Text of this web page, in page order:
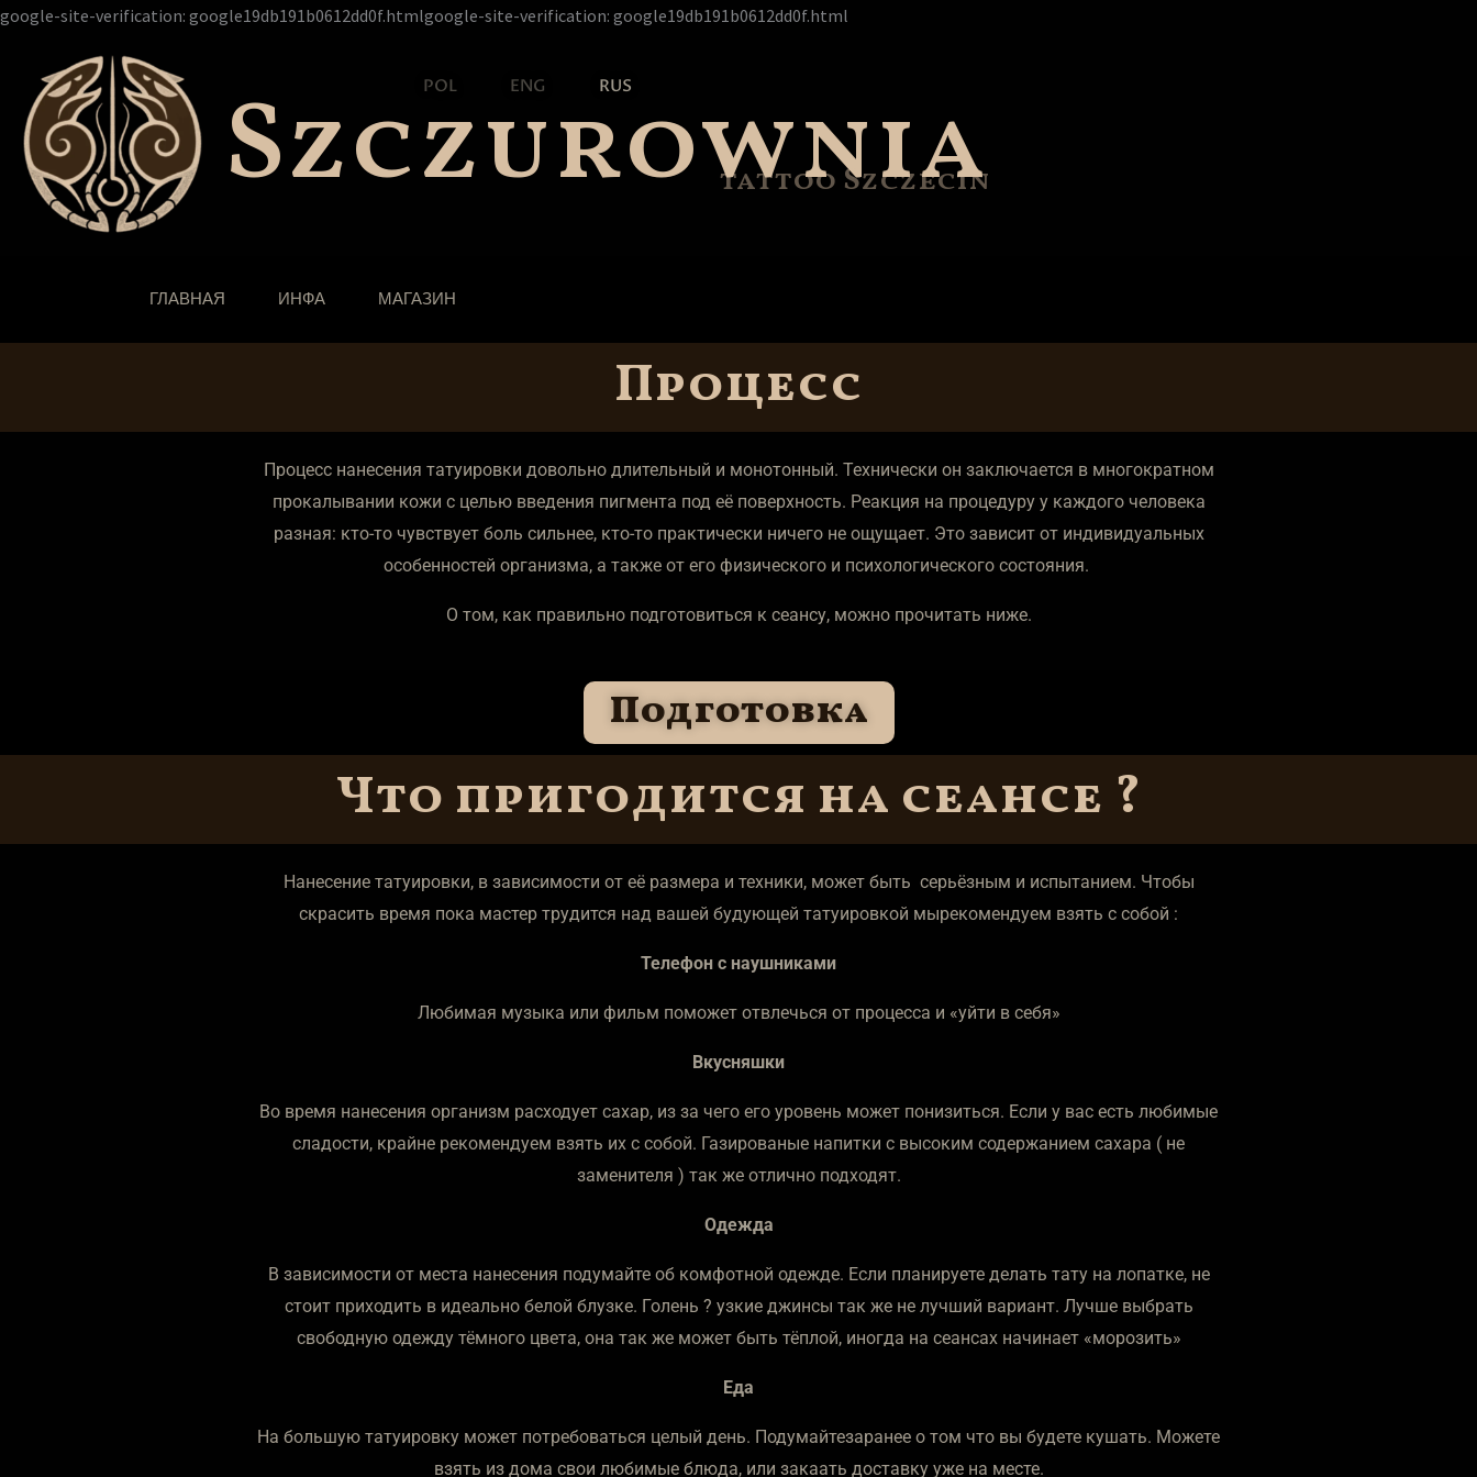
google-site-verification: google19db191b0612dd0f.htmlgoogle-site-verification: google19db191b0612dd0f.html
POL ENG RUS
Szczurownia
tattoo Szczecin
ГЛАВНАЯ ИНФА МАГАЗИН
Процесс
Процесс нанесения татуировки довольно длительный и монотонный. Технически он заключается в многократном
прокалывании кожи с целью введения пигмента под её поверхность. Реакция на процедуру у каждого человека
разная: кто-то чувствует боль сильнее, кто-то практически ничего не ощущает. Это зависит от индивидуальных
особенностей организма, а также от его физического и психологического состояния.
О том, как правильно подготовиться к сеансу, можно прочитать ниже.
Подготовка
Что пригодится на сеансе ?
Нанесение татуировки, в зависимости от её размера и техники, может быть серьёзным и испытанием. Чтобы
скрасить время пока мастер трудится над вашей будующей татуировкой мырекомендуем взять с собой :
Телефон с наушниками
Любимая музыка или фильм поможет отвлечься от процесса и «уйти в себя»
Вкусняшки
Во время нанесения организм расходует сахар, из за чего его уровень может понизиться. Если у вас есть любимые
сладости, крайне рекомендуем взять их с собой. Газированые напитки с высоким содержанием сахара ( не
заменителя ) так же отлично подходят.
Одежда
В зависимости от места нанесения подумайте об комфотной одежде. Если планируете делать тату на лопатке, не
стоит приходить в идеально белой блузке. Голень ? узкие джинсы так же не лучший вариант. Лучше выбрать
свободную одежду тёмного цвета, она так же может быть тёплой, иногда на сеансах начинает «морозить»
Еда
На большую татуировку может потребоваться целый день. Подумайтезаранее о том что вы будете кушать. Можете
взять из дома свои любимые блюда, или закаать доставку уже на месте.